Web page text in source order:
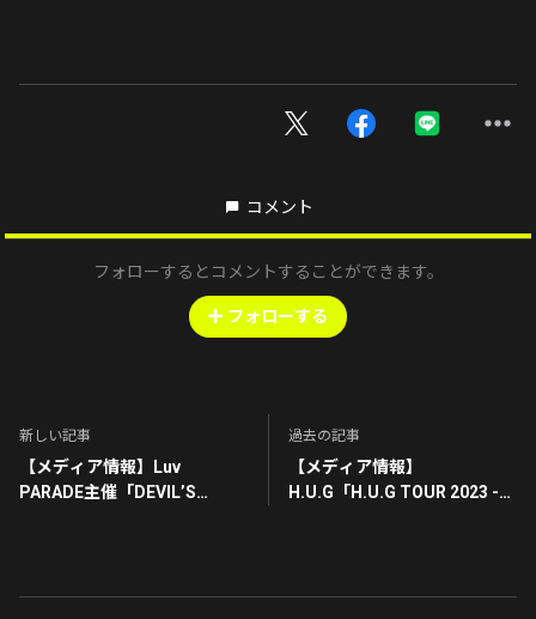
コメント
フォローするとコメントすることができます。
フォローする
新しい記事
【メディア情報】Luv
PARADE主催「DEVIL’S
過去の記事
【メディア情報】
H.U.G「H.U.G TOUR 2023 -